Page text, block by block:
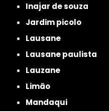
inajar de souza
jardim picolo
lausane
lausane paulista
lauzane
limão
mandaqui